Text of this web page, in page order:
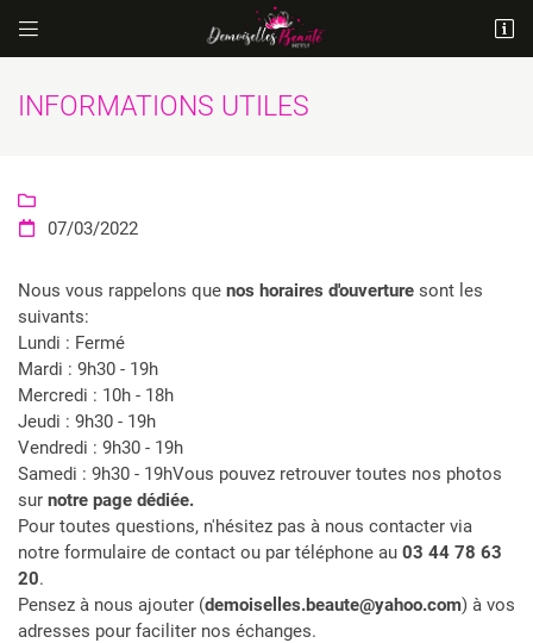
 
14 Rue Antoine-Laurent Lavoisier
03 44 78 63 20
 Adresse email de réception
En cochant cette case, vous consentez à recevoir nos propositions
commerciales à l'adresse email indiqué ci-dessus. Vous pouvez vous
désinscrire à tout moment en utilisant
INFORMATIONS UTILES


07/03/2022
Nous vous rappelons que nos horaires d'ouverture sont les
suivants:
Lundi : Fermé
Mardi : 9h30 - 19h
Mercredi : 10h - 18h
Jeudi : 9h30 - 19h
Vendredi : 9h30 - 19h
Samedi : 9h30 - 19hVous pouvez retrouver toutes nos photos
sur notre page dédiée.
Pour toutes questions, n'hésitez pas à nous contacter via
notre formulaire de contact ou par téléphone au 03 44 78 63
20.
Pensez à nous ajouter (demoiselles.beaute@yahoo.com) à vos
adresses pour faciliter nos échanges.